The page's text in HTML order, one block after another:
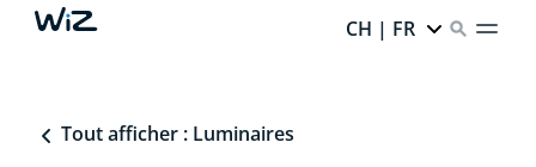
CH | FR
Tout afficher : Luminaires